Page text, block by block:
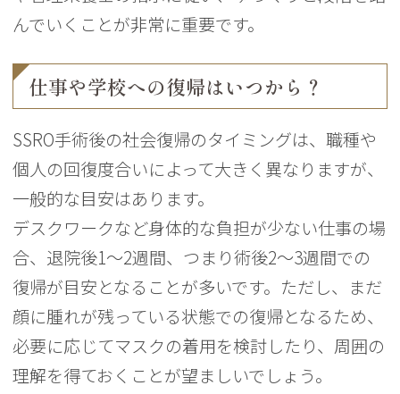
んでいくことが非常に重要です。
仕事や学校への復帰はいつから？
SSRO手術後の社会復帰のタイミングは、職種や
個人の回復度合いによって大きく異なりますが、
一般的な目安はあります。
デスクワークなど身体的な負担が少ない仕事の場
合、退院後1〜2週間、つまり術後2〜3週間での
復帰が目安となることが多いです。ただし、まだ
顔に腫れが残っている状態での復帰となるため、
必要に応じてマスクの着用を検討したり、周囲の
理解を得ておくことが望ましいでしょう。